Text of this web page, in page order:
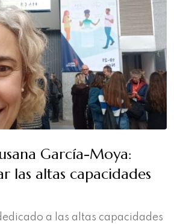
García-Moya:
las altas capacidades
a las altas capacidades